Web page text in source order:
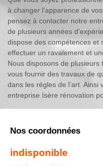
à changer l’apparence de
pensez à contacter notre
de plusieurs années
dispose des compétences et
effectuer un ravalement et
Nous disposons de
vous fournir des travaux de
dans les règles de l’art.
entreprise Isère rénovation
Nos coordonnées
indisponible